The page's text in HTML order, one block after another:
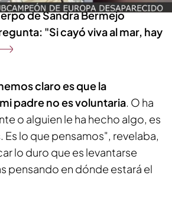
de Sandra Bermejo
"Si cayó viva al mar, hay
claro es que la
padre no es voluntaria. O ha
o alguien le ha hecho algo, es
Es lo que pensamos", revelaba,
lo duro que es levantarse
pensando en dónde estará el